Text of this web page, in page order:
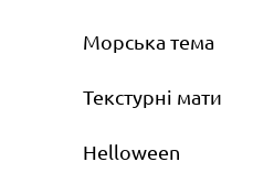
Морська тема
Текстурні мати
Helloween